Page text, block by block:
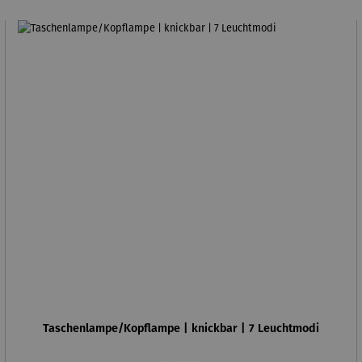
Taschenlampe/Kopflampe | knickbar | 7 Leuchtmodi